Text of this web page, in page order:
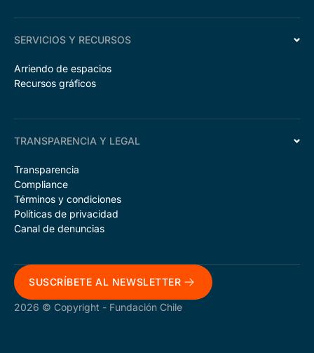
SERVICIOS Y RECURSOS
Arriendo de espacios
Recursos gráficos
TRANSPARENCIA Y LEGAL
Transparencia
Compliance
Términos y condiciones
Políticas de privacidad
Canal de denuncias
SUSCRÍBETE AL NEWSLETTER
2026 © Copyright - Fundación Chile